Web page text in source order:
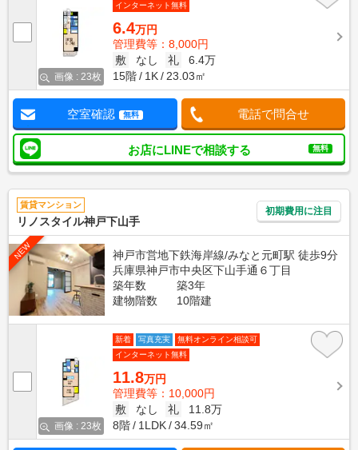
画像 : 23枚
インターネット無料
6.4万円
管理費等：8,000円
敷
なし 礼
6.4万
15階
1K 23.03㎡
空室確認 無料 電話で問合せ
お店にLINEで相談する 無料
賃貸マンション
リノスタイル神戸下山手
初期費用に注目
NEW
神戸市営地下鉄海岸線/みなと元町駅 徒歩9分
兵庫県神戸市中央区下山手通６丁目
築年数
築3年
建物階数
10階建
画像 : 23枚
新着 写真充実
無料オンライン相談可
インターネット無料
11.8万円
管理費等：10,000円
敷
なし 礼
11.8万
8階
1LDK 34.59㎡